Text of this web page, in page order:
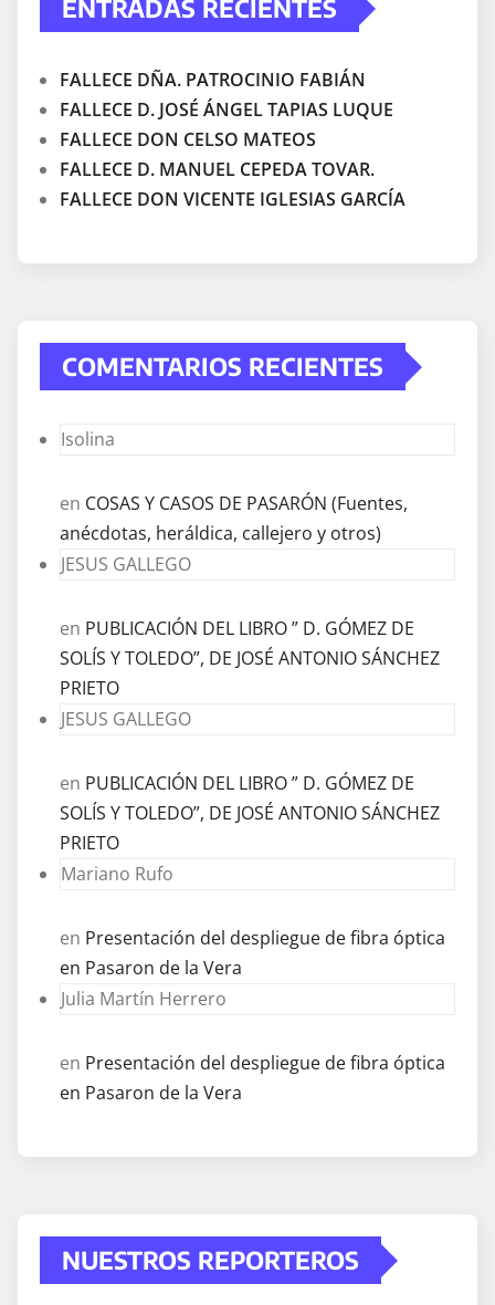
ENTRADAS RECIENTES
FALLECE DÑA. PATROCINIO FABIÁN
FALLECE D. JOSÉ ÁNGEL TAPIAS LUQUE
FALLECE DON CELSO MATEOS
FALLECE D. MANUEL CEPEDA TOVAR.
FALLECE DON VICENTE IGLESIAS GARCÍA
COMENTARIOS RECIENTES
Isolina
en COSAS Y CASOS DE PASARÓN (Fuentes,
anécdotas, heráldica, callejero y otros)
JESUS GALLEGO
en PUBLICACIÓN DEL LIBRO ” D. GÓMEZ DE
SOLÍS Y TOLEDO”, DE JOSÉ ANTONIO SÁNCHEZ
PRIETO
JESUS GALLEGO
en PUBLICACIÓN DEL LIBRO ” D. GÓMEZ DE
SOLÍS Y TOLEDO”, DE JOSÉ ANTONIO SÁNCHEZ
PRIETO
Mariano Rufo
en Presentación del despliegue de fibra óptica
en Pasaron de la Vera
Julia Martín Herrero
en Presentación del despliegue de fibra óptica
en Pasaron de la Vera
NUESTROS REPORTEROS